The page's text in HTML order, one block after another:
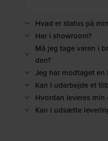
Hvad er status på
Har i showroom?
Må jeg tage varen i
den?
Jeg har modtaget en
Kan I udarbejde et
Hvordan leveres min
Kan i udsætte